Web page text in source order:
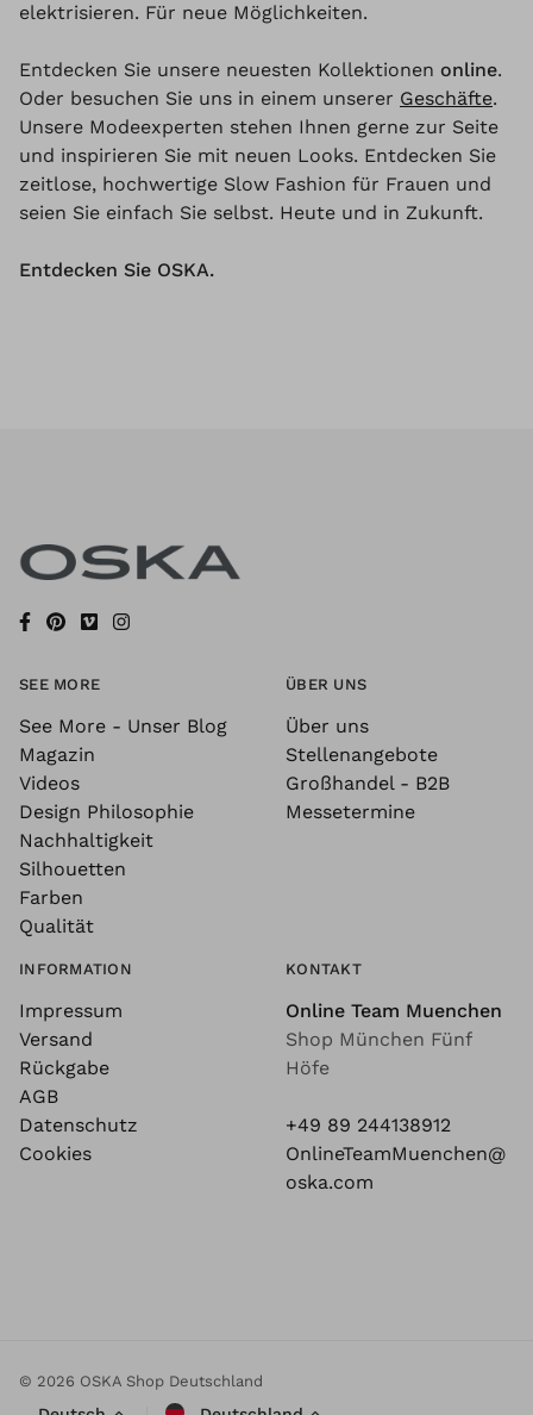
elektrisieren. Für neue Möglichkeiten.
Entdecken Sie unsere neuesten Kollektionen online.
Oder besuchen Sie uns in einem unserer Geschäfte.
Unsere Modeexperten stehen Ihnen gerne zur Seite
und inspirieren Sie mit neuen Looks. Entdecken Sie
zeitlose, hochwertige Slow Fashion für Frauen und
seien Sie einfach Sie selbst. Heute und in Zukunft.
Entdecken Sie OSKA.
SEE MORE
See More - Unser Blog
Magazin
Videos
Design Philosophie
Nachhaltigkeit
Silhouetten
Farben
Qualität
ÜBER UNS
Über uns
Stellenangebote
Großhandel - B2B
Messetermine
INFORMATION
Impressum
Versand
Rückgabe
AGB
Datenschutz
Cookies
KONTAKT
Online Team Muenchen
Shop München Fünf
Höfe
+49 89 244138912
OnlineTeamMuenchen@
oska.com
© 2026 OSKA Shop Deutschland